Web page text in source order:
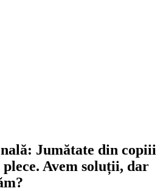
Jumătate din copiii
Avem soluții, dar